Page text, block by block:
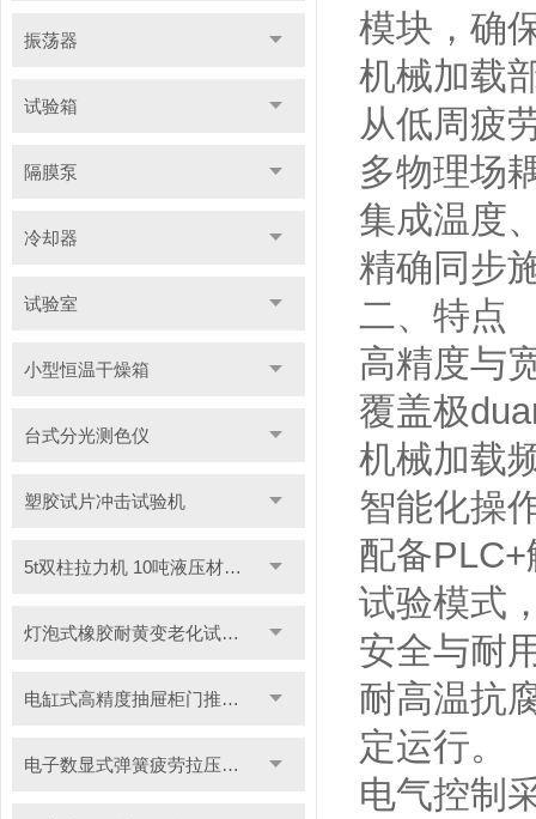
振荡器
试验箱
隔膜泵
冷却器
试验室
小型恒温干燥箱
台式分光测色仪
塑胶试片冲击试验机
5t双柱拉力机 10吨液压材料拉力试验机
灯泡式橡胶耐黄变老化试验机
电缸式高精度抽屉柜门推拉试验机
电子数显式弹簧疲劳拉压试验机
模块，确
机械加载
从低周疲
多物理场
集成温度
精确同步
二、特点
高精度与
覆盖极
机械加载
智能化操
配备
试验模式
安全与耐
耐高温抗
定运行。
电气控制